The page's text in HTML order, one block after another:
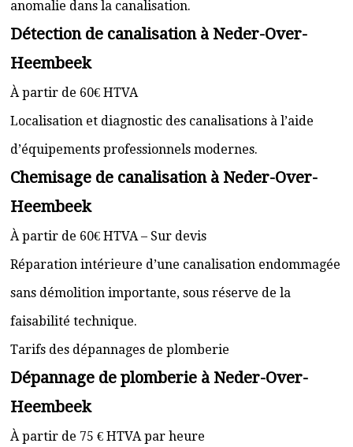
anomalie dans la canalisation.
Détection de canalisation à Neder-Over-
Heembeek
À partir de 60€ HTVA
Localisation et diagnostic des canalisations à l’aide
d’équipements professionnels modernes.
Chemisage de canalisation à Neder-Over-
Heembeek
À partir de 60€ HTVA – Sur devis
Réparation intérieure d’une canalisation endommagée
sans démolition importante, sous réserve de la
faisabilité technique.
Tarifs des dépannages de plomberie
Dépannage de plomberie à Neder-Over-
Heembeek
À partir de 75 € HTVA par heure